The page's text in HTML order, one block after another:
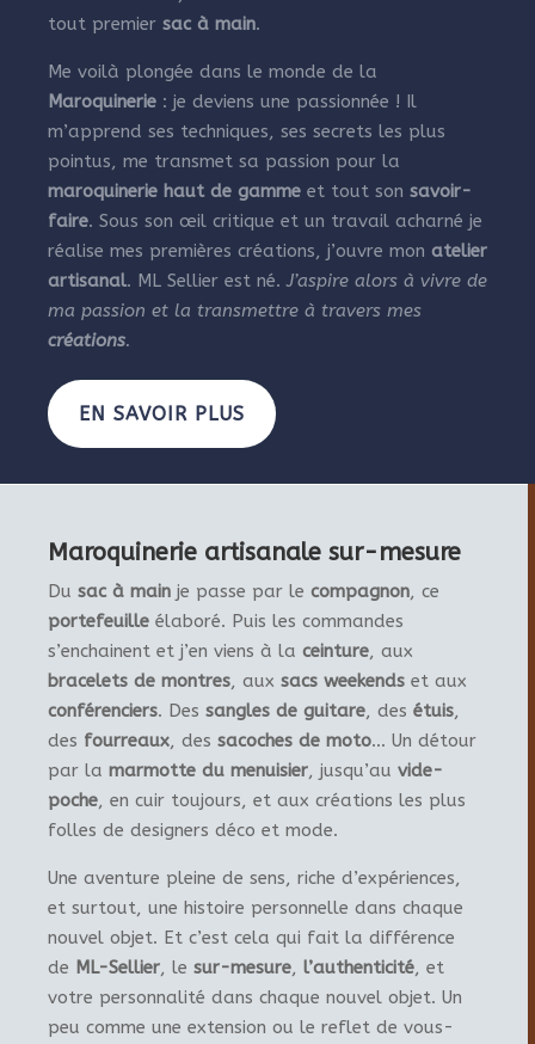
tout premier sac à main.
Me voilà plongée dans le monde de la
Maroquinerie : je deviens une passionnée ! Il
m’apprend ses techniques, ses secrets les plus
pointus, me transmet sa passion pour la
maroquinerie haut de gamme et tout son savoir-
faire. Sous son œil critique et un travail acharné je
réalise mes premières créations, j’ouvre mon atelier
artisanal. ML Sellier est né. J’aspire alors à vivre de
ma passion et la transmettre à travers mes
créations.
EN SAVOIR PLUS
Maroquinerie artisanale sur-mesure
Du sac à main je passe par le compagnon, ce
portefeuille élaboré. Puis les commandes
s’enchainent et j’en viens à la ceinture, aux
bracelets de montres, aux sacs weekends et aux
conférenciers. Des sangles de guitare, des étuis,
des fourreaux, des sacoches de moto… Un détour
par la marmotte du menuisier, jusqu’au vide-
poche, en cuir toujours, et aux créations les plus
folles de designers déco et mode.
Une aventure pleine de sens, riche d’expériences,
et surtout, une histoire personnelle dans chaque
nouvel objet. Et c’est cela qui fait la différence
de ML-Sellier, le sur-mesure, l’authenticité, et
votre personnalité dans chaque nouvel objet. Un
peu comme une extension ou le reflet de vous-